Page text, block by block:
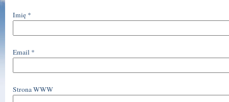
Imię *
Email *
Strona WWW